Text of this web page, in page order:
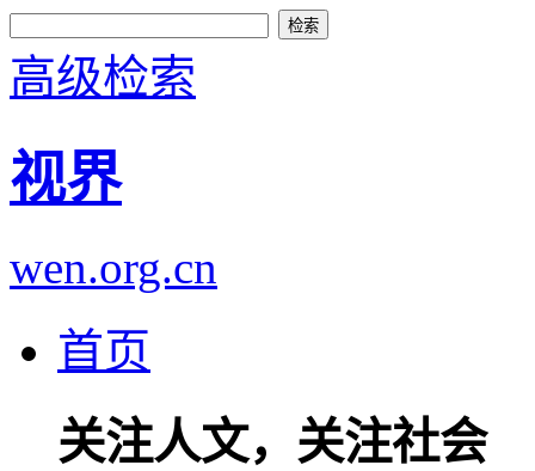
高级检索
视界
wen.org.cn
首页
关注人文，关注社会